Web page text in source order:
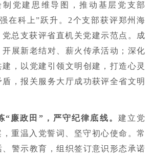
制党建思维导图，推动基层党支部
在科上”跃升。2个支部获评郑州海
党总支获评省直机关党建示范点。成
展新老结对、薪火传承活动；深化
，以党建引领文明创建，打造心灵
，报关服务大厅成功获评全省文明
政田”，严守纪律底线。 建立党
，重温入党誓词、坚守初心使命。常
警示教育，组织签订意识形态承诺